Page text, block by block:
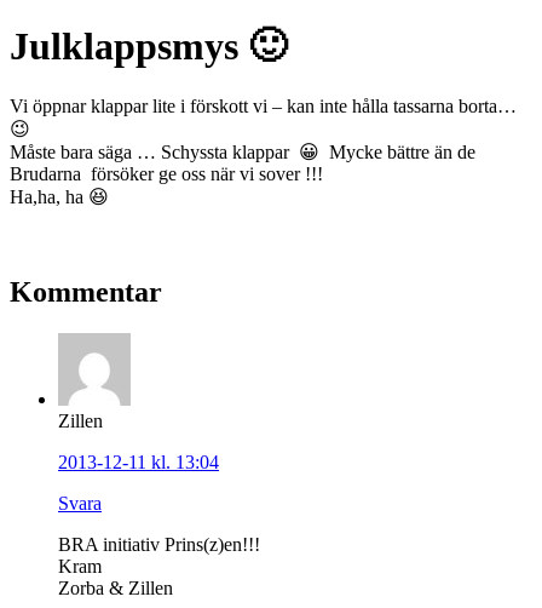
Julklappsmys 🙂
Vi öppnar klappar lite i förskott vi – kan inte hålla tassarna borta…
😉
Måste bara säga … Schyssta klappar 😀 Mycke bättre än de
Brudarna försöker ge oss när vi sover !!!
Ha,ha, ha 😆
Kommentar
Zillen
2013-12-11 kl. 13:04
Svara
BRA initiativ Prins(z)en!!!
Kram
Zorba & Zillen